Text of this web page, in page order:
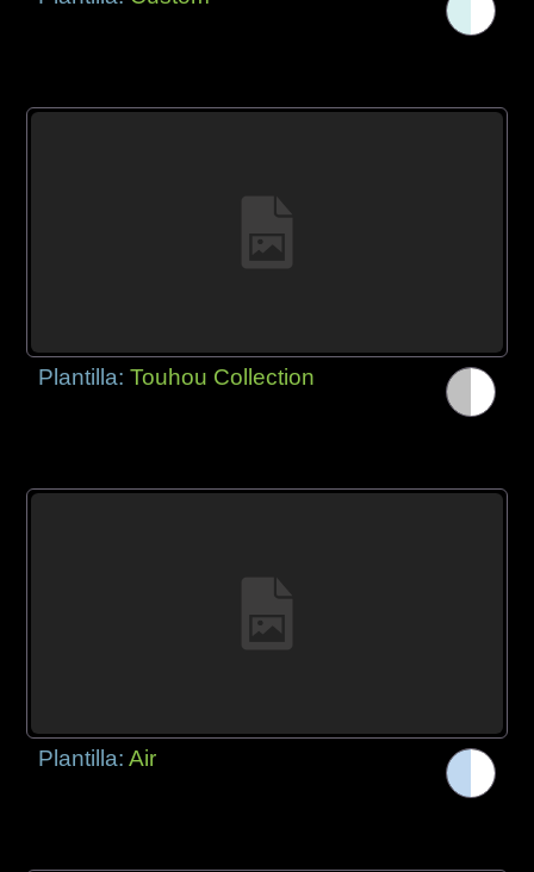
Plantilla:Touhou Collection
Plantilla:Air